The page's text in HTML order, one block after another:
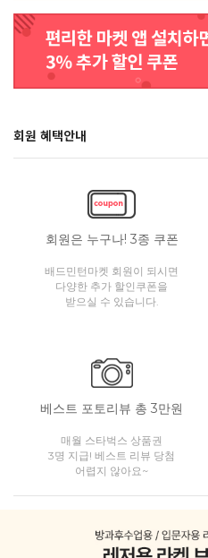
회원 혜택안내
회원은 누구나! 3종 쿠폰
배드민턴마켓 회원이 되시면
다양한 추가 할인쿠폰을
받으실 수 있습니다.
베스트 포토리뷰 총 3만원
매월 스타벅스 상품권
3명 지급! 베스트 리뷰 당첨
어렵지 않아요~